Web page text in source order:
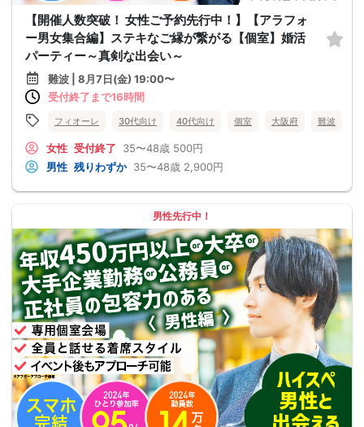
【開催人数突破！ 女性ご予約先行中！】【アラフォ
ー男女集合編】ステキなご縁が繋がる【個室】婚活
パーティー～真剣な出会い～
難波 | 8月7日(金) 19:00〜
受付終了まで16時間
フィオーレ 30代向け 40代向け 個室 大阪府 難波
女性 受付終了 35〜48歳 500円
男性 残りわずか 35〜48歳 2,900円
男性先行中！